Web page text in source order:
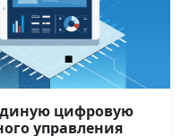
цифровую
управления